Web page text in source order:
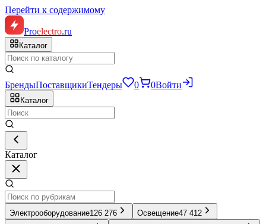
Перейти к содержимому
Proelectro.ru
Каталог
БрендыПоставщикиТендеры 0 0Войти
Каталог
Каталог
Электрооборудование126 276 Освещение47 412